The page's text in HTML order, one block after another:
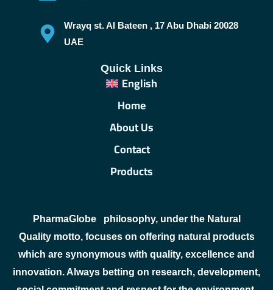
Wrayq st. Al Bateen , 17 Abu Dhabi 20028
UAE
Quick Links
English
Home
About Us
Contact
Products
PharmaGlobephilosophy, under the Natural
Quality motto, focuses on offering natural products
which are synonymous with quality, excellence and
innovation. Always betting on research, development,